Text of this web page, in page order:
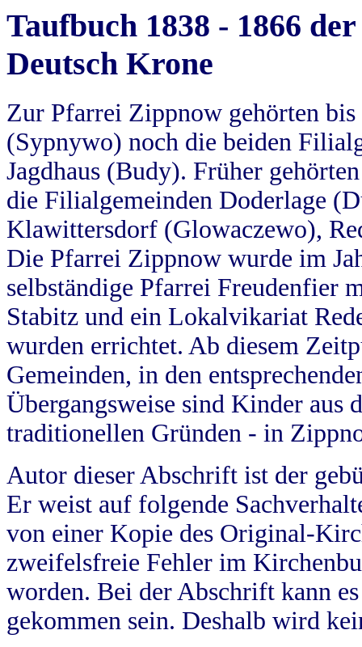
Taufbuch 1838 - 1866
Deutsch Krone
Zur Pfarrei Zippnow gehörten
(Sypnywo) noch die beiden
Jagdhaus (Budy). Früher
die Filialgemeinden Doderlage
Klawittersdorf (Glowaczewo),
Die Pfarrei Zippnow wurde im
selbständige Pfarrei Freudenfier
Stabitz und ein Lokalvikariat
wurden errichtet. Ab diesem
Gemeinden, in den
Übergangsweise sind Kinder aus
traditionellen Gründen - in
Autor dieser Abschrift ist der
Er weist auf folgende
von einer Kopie des Original-
zweifelsfreie Fehler im
worden. Bei der Abschrift kann
gekommen sein. Deshalb wird